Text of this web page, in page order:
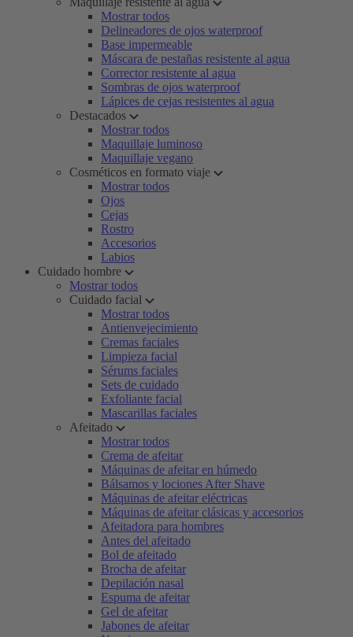
Mostrar todos
Delineadores de ojos waterproof
Base impermeable
Máscara de pestañas resistente al agua
Corrector resistente al agua
Sombras de ojos waterproof
Lápices de cejas resistentes al agua
Destacados
Mostrar todos
Maquillaje luminoso
Maquillaje vegano
Cosméticos en formato viaje
Mostrar todos
Ojos
Cejas
Rostro
Accesorios
Labios
Cuidado hombre
Mostrar todos
Cuidado facial
Mostrar todos
Antienvejecimiento
Cremas faciales
Limpieza facial
Sérums faciales
Sets de cuidado
Exfoliante facial
Mascarillas faciales
Afeitado
Mostrar todos
Crema de afeitar
Máquinas de afeitar en húmedo
Bálsamos y lociones After Shave
Máquinas de afeitar eléctricas
Máquinas de afeitar clásicas y accesorios
Afeitadora para hombres
Antes del afeitado
Bol de afeitado
Brocha de afeitar
Depilación nasal
Espuma de afeitar
Gel de afeitar
Jabones de afeitar